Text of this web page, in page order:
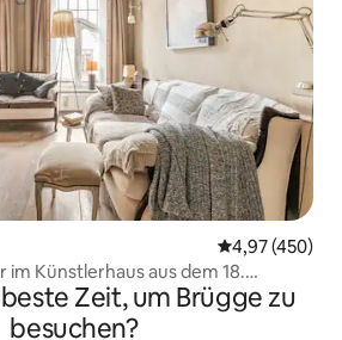
4,97 (450)
Künstlerhaus aus dem 18.
Viertel
Zeit, um Brügge zu
besuchen?